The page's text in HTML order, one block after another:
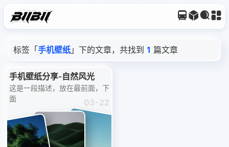
标签「 手机壁纸 」下的文章，共找到 1 篇文章
手机壁纸分享-自然风光
这是一段描述，放在最前面，下
面
03-22